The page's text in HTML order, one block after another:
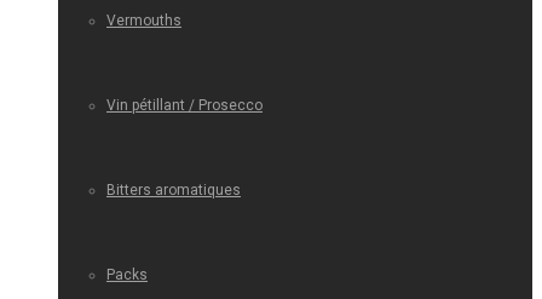
Vermouths
Vin pétillant / Prosecco
Bitters aromatiques
Packs